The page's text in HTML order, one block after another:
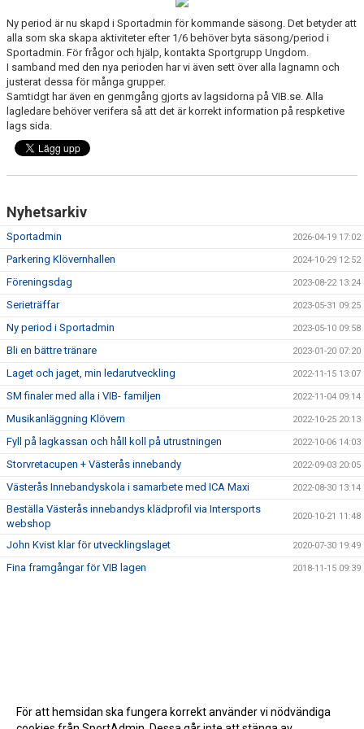
Ny period är nu skapd i Sportadmin för kommande säsong. Det betyder att
alla som ska skapa aktiviteter efter 1/6 behöver byta säsong/period i
Sportadmin. För frågor och hjälp, kontakta Sportgrupp Ungdom.
I samband med den nya perioden har vi även sett över alla lagnamn och
justerat dessa för många grupper.
Samtidgt har även en genmgång gjorts av lagsidorna på VIB.se. Alla
lagledare behöver verifera så att det är korrekt information på respketive
lags sida.
Nyhetsarkiv
Sportadmin 2026-04-19 17:02
Parkering Klövernhallen 2024-10-29 12:52
Föreningsdag 2023-08-22 13:24
Serieträffar 2023-05-31 09:25
Ny period i Sportadmin 2023-05-10 09:58
Bli en bättre tränare 2023-01-20 07:20
Laget och jaget, min ledarutveckling 2022-11-15 13:07
SM finaler med alla i VIB- familjen 2022-11-04 09:14
Musikanläggning Klövern 2022-10-25 20:13
Fyll på lagkassan och håll koll på utrustningen 2022-10-06 14:03
Storvretacupen + Västerås innebandy 2022-09-03 20:05
Västerås Innebandyskola i samarbete med ICA Maxi 2022-08-30 13:14
Beställa Västerås innebandys klädprofil via Intersports
webshop
2020-10-21 11:48
John Kvist klar för utvecklingslaget 2020-07-30 19:49
Fina framgångar för VIB lagen 2018-11-15 09:39
För att hemsidan ska fungera korrekt använder vi nödvändiga